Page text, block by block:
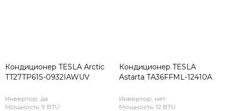
Кондиционер TESLA Arctic
TT27TP61S-0932IAWUV
Инвертор: да
Мощность: 9 BTU
Кондиционер TESLA
Astarta TA36FFML-12410A
Инвертор: нет
Мощность: 12 BTU